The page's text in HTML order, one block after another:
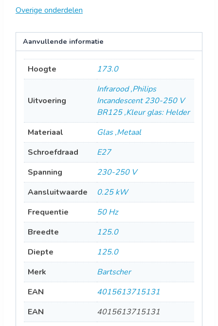
Overige onderdelen
Aanvullende informatie
Hoogte 173.0
Uitvoering
Infrarood ,Philips
Incandescent 230-250 V
BR125 ,Kleur glas: Helder
Materiaal
Glas ,Metaal
Schroefdraad
E27
Spanning
230-250 V
Aansluitwaarde
0.25 kW
Frequentie
50 Hz
Breedte
125.0
Diepte
125.0
Merk
Bartscher
EAN
4015613715131
EAN
4015613715131